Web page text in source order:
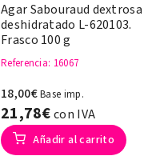
Agar Sabouraud dextrosa
deshidratado L-620103.
Frasco 100 g
Referencia: 16067
18,00€Base imp.
21,78€con IVA
Añadir al carrito